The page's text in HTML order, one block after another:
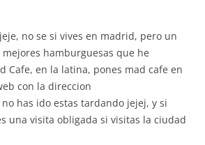
no se si vives en madrid, pero un
hamburguesas que he
Cafe, en la latina, pones mad cafe en
con la direccion
has ido estas tardando jejej, y si
una visita obligada si visitas la ciudad